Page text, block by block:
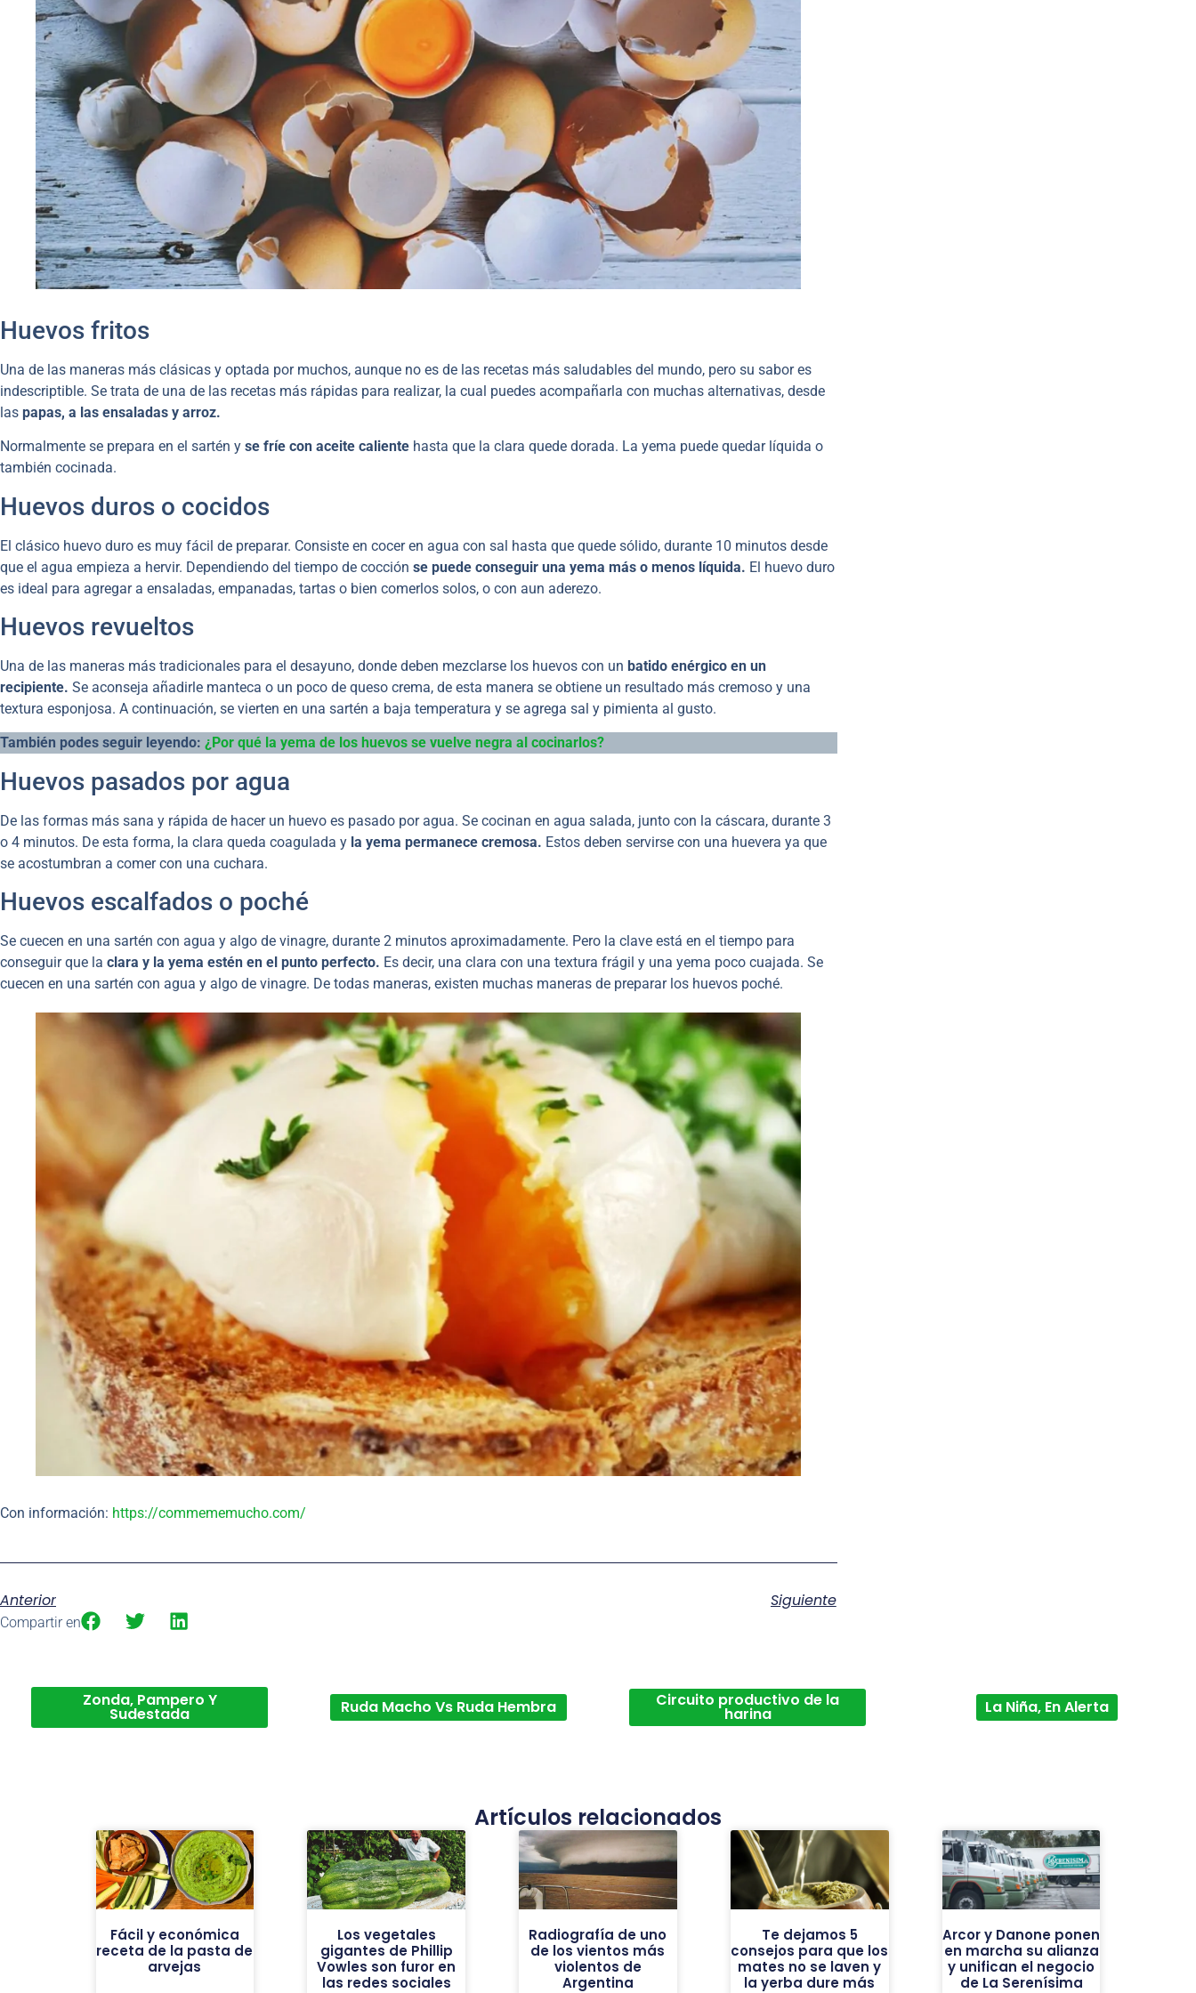
Huevos fritos
Una de las maneras más clásicas y optada por muchos, aunque no es de las recetas más saludables del mundo, pero su sabor es
indescriptible. Se trata de una de las recetas más rápidas para realizar, la cual puedes acompañarla con muchas alternativas, desde
las papas, a las ensaladas y arroz.
Normalmente se prepara en el sartén y se fríe con aceite caliente hasta que la clara quede dorada. La yema puede quedar líquida o
también cocinada.
Huevos duros o cocidos
El clásico huevo duro es muy fácil de preparar. Consiste en cocer en agua con sal hasta que quede sólido, durante 10 minutos desde
que el agua empieza a hervir. Dependiendo del tiempo de cocción se puede conseguir una yema más o menos líquida. El huevo duro
es ideal para agregar a ensaladas, empanadas, tartas o bien comerlos solos, o con aun aderezo.
Huevos revueltos
Una de las maneras más tradicionales para el desayuno, donde deben mezclarse los huevos con un batido enérgico en un
recipiente. Se aconseja añadirle manteca o un poco de queso crema, de esta manera se obtiene un resultado más cremoso y una
textura esponjosa. A continuación, se vierten en una sartén a baja temperatura y se agrega sal y pimienta al gusto.
También podes seguir leyendo: ¿Por qué la yema de los huevos se vuelve negra al cocinarlos?
Huevos pasados por agua
De las formas más sana y rápida de hacer un huevo es pasado por agua. Se cocinan en agua salada, junto con la cáscara, durante 3
o 4 minutos. De esta forma, la clara queda coagulada y la yema permanece cremosa. Estos deben servirse con una huevera ya que
se acostumbran a comer con una cuchara.
Huevos escalfados o poché
Se cuecen en una sartén con agua y algo de vinagre, durante 2 minutos aproximadamente. Pero la clave está en el tiempo para
conseguir que la clara y la yema estén en el punto perfecto. Es decir, una clara con una textura frágil y una yema poco cuajada. Se
cuecen en una sartén con agua y algo de vinagre. De todas maneras, existen muchas maneras de preparar los huevos poché.
Con información: https://commememucho.com/
Anterior Siguiente
Compartir en
Zonda, Pampero Y
Sudestada Ruda Macho Vs Ruda Hembra Circuito productivo de la
harina La Niña, En Alerta
Artículos relacionados
Fácil y económica
receta de la pasta de
arvejas
Los vegetales
gigantes de Phillip
Vowles son furor en
las redes sociales
Radiografía de uno
de los vientos más
violentos de
Argentina
Te dejamos 5
consejos para que los
mates no se laven y
la yerba dure más
Arcor y Danone ponen
en marcha su alianza
y unifican el negocio
de La Serenísima